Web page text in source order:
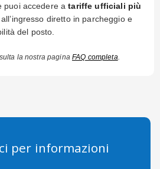
puoi accedere atariffe ufficiali più
diretto in parcheggio e
del posto.
la nostra pagina FAQ completa.
per informazioni